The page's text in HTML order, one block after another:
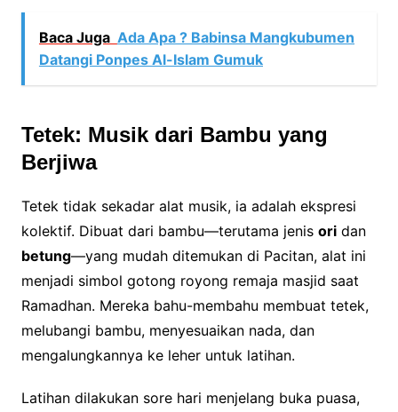
Baca Juga Ada Apa ? Babinsa Mangkubumen
Datangi Ponpes Al-Islam Gumuk
Tetek: Musik dari Bambu yang
Berjiwa
Tetek tidak sekadar alat musik, ia adalah ekspresi
kolektif. Dibuat dari bambu—terutama jenis oridan
betung—yang mudah ditemukan di Pacitan, alat ini
menjadi simbol gotong royong remaja masjid saat
Ramadhan. Mereka bahu-membahu membuat tetek,
melubangi bambu, menyesuaikan nada, dan
mengalungkannya ke leher untuk latihan.
Latihan dilakukan sore hari menjelang buka puasa,